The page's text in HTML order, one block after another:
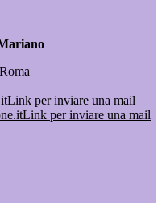
Link per inviare una mail
Link per inviare una mail